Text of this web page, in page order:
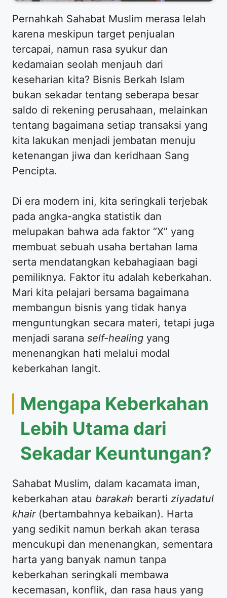
Pernahkah Sahabat Muslim merasa lelah
karena meskipun target penjualan
tercapai, namun rasa syukur dan
kedamaian seolah menjauh dari
keseharian kita? Bisnis Berkah Islam
bukan sekadar tentang seberapa besar
saldo di rekening perusahaan, melainkan
tentang bagaimana setiap transaksi yang
kita lakukan menjadi jembatan menuju
ketenangan jiwa dan keridhaan Sang
Pencipta.
Di era modern ini, kita seringkali terjebak
pada angka-angka statistik dan
melupakan bahwa ada faktor “X” yang
membuat sebuah usaha bertahan lama
serta mendatangkan kebahagiaan bagi
pemiliknya. Faktor itu adalah keberkahan.
Mari kita pelajari bersama bagaimana
membangun bisnis yang tidak hanya
menguntungkan secara materi, tetapi juga
menjadi sarana self-healing yang
menenangkan hati melalui modal
keberkahan langit.
Mengapa Keberkahan
Lebih Utama dari
Sekadar Keuntungan?
Sahabat Muslim, dalam kacamata iman,
keberkahan atau barakah berarti ziyadatul
khair(bertambahnya kebaikan). Harta
yang sedikit namun berkah akan terasa
mencukupi dan menenangkan, sementara
harta yang banyak namun tanpa
keberkahan seringkali membawa
kecemasan, konflik, dan rasa haus yang